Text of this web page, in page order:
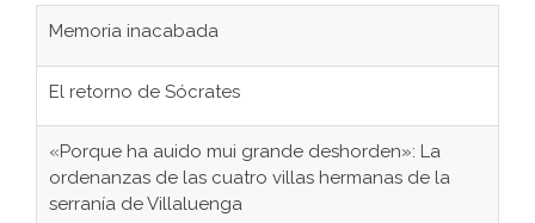
Memoria inacabada
El retorno de Sócrates
«Porque ha auido mui grande deshorden»: La
ordenanzas de las cuatro villas hermanas de la
serranía de Villaluenga